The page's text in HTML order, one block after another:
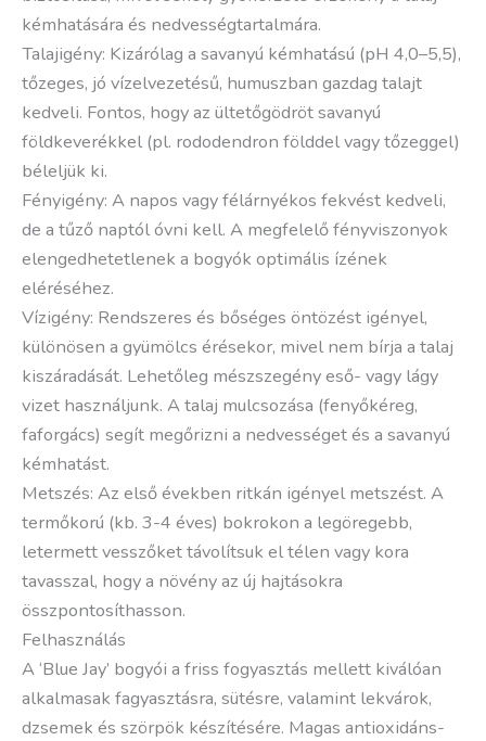
kémhatására és nedvességtartalmára.
Talajigény: Kizárólag a savanyú kémhatású (pH 4,0–5,5),
tőzeges, jó vízelvezetésű, humuszban gazdag talajt
kedveli. Fontos, hogy az ültetőgödröt savanyú
földkeverékkel (pl. rododendron földdel vagy tőzeggel)
béleljük ki.
Fényigény: A napos vagy félárnyékos fekvést kedveli,
de a tűző naptól óvni kell. A megfelelő fényviszonyok
elengedhetetlenek a bogyók optimális ízének
eléréséhez.
Vízigény: Rendszeres és bőséges öntözést igényel,
különösen a gyümölcs érésekor, mivel nem bírja a talaj
kiszáradását. Lehetőleg mészszegény eső- vagy lágy
vizet használjunk. A talaj mulcsozása (fenyőkéreg,
faforgács) segít megőrizni a nedvességet és a savanyú
kémhatást.
Metszés: Az első években ritkán igényel metszést. A
termőkorú (kb. 3-4 éves) bokrokon a legöregebb,
letermett vesszőket távolítsuk el télen vagy kora
tavasszal, hogy a növény az új hajtásokra
összpontosíthasson.
Felhasználás
A ‘Blue Jay’ bogyói a friss fogyasztás mellett kiválóan
alkalmasak fagyasztásra, sütésre, valamint lekvárok,
dzsemek és szörpök készítésére. Magas antioxidáns-